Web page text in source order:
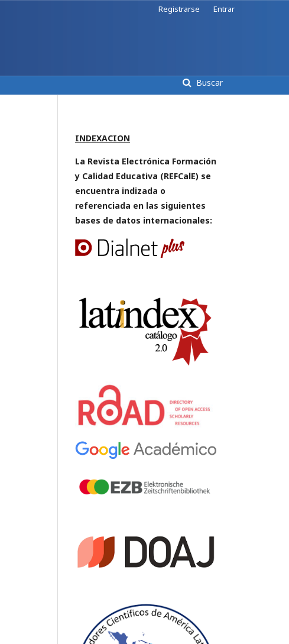
Buscar
Registrarse Entrar
INDEXACION
La Revista Electrónica Formación
y Calidad Educativa (REFCalE) se
encuentra indizada o
referenciada en las siguientes
bases de datos internacionales: